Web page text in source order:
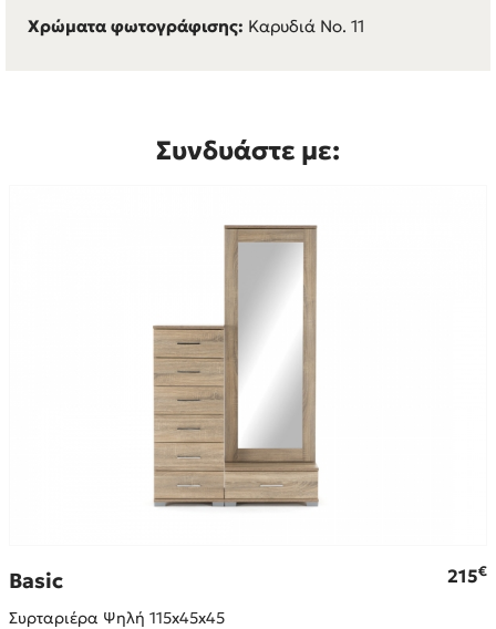
Χρώματα φωτογράφισης: Καρυδιά Νο. 11
Συνδυάστε με:
Basic 215€
Συρταριέρα Ψηλή 115x45x45